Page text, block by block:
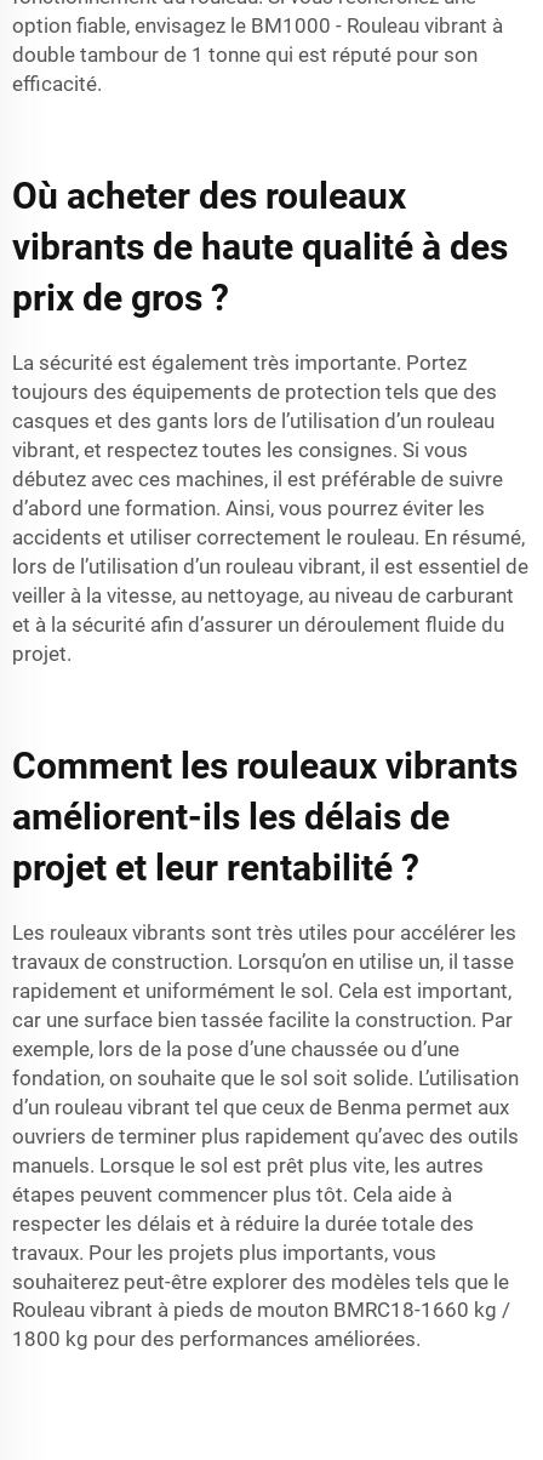
option fiable, envisagez le BM1000 - Rouleau vibrant à
double tambour de 1 tonne qui est réputé pour son
efficacité.
Où acheter des rouleaux
vibrants de haute qualité à des
prix de gros ?
La sécurité est également très importante. Portez
toujours des équipements de protection tels que des
casques et des gants lors de l’utilisation d’un rouleau
vibrant, et respectez toutes les consignes. Si vous
débutez avec ces machines, il est préférable de suivre
d’abord une formation. Ainsi, vous pourrez éviter les
accidents et utiliser correctement le rouleau. En résumé,
lors de l’utilisation d’un rouleau vibrant, il est essentiel de
veiller à la vitesse, au nettoyage, au niveau de carburant
et à la sécurité afin d’assurer un déroulement fluide du
projet.
Comment les rouleaux vibrants
améliorent-ils les délais de
projet et leur rentabilité ?
Les rouleaux vibrants sont très utiles pour accélérer les
travaux de construction. Lorsqu’on en utilise un, il tasse
rapidement et uniformément le sol. Cela est important,
car une surface bien tassée facilite la construction. Par
exemple, lors de la pose d’une chaussée ou d’une
fondation, on souhaite que le sol soit solide. L’utilisation
d’un rouleau vibrant tel que ceux de Benma permet aux
ouvriers de terminer plus rapidement qu’avec des outils
manuels. Lorsque le sol est prêt plus vite, les autres
étapes peuvent commencer plus tôt. Cela aide à
respecter les délais et à réduire la durée totale des
travaux. Pour les projets plus importants, vous
souhaiterez peut-être explorer des modèles tels que le
Rouleau vibrant à pieds de mouton BMRC18-1660 kg /
1800 kg pour des performances améliorées.